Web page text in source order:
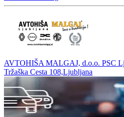
AVTOHIŠA MALGAJ, d.o.o. PSC
Tržaška Cesta 108,Ljubljana